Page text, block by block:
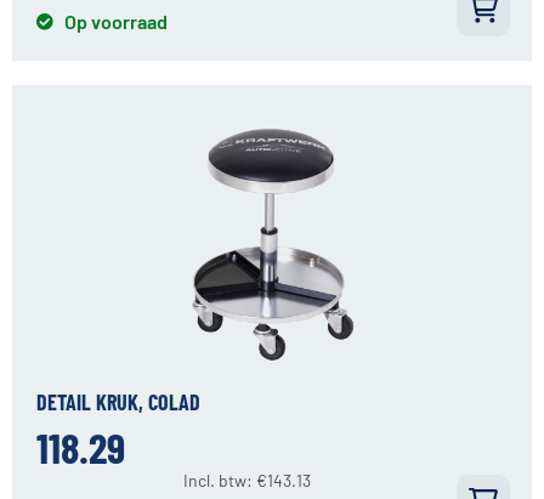
Op voorraad
DETAIL KRUK, COLAD
118.29
Incl. btw: €143.13